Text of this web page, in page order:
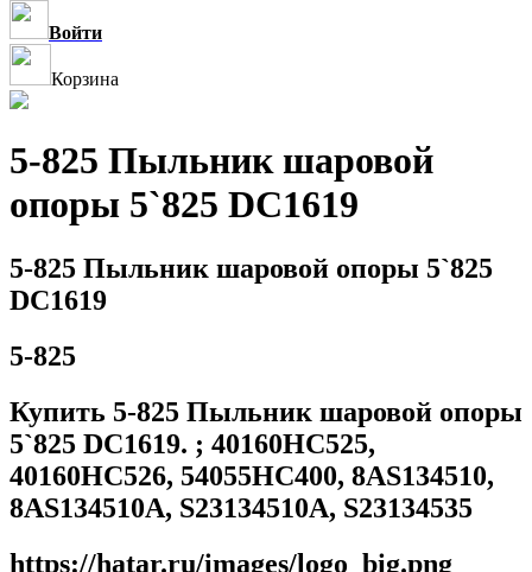
Войти
Корзина
5-825 Пыльник шаровой
опоры 5`825 DC1619
5-825 Пыльник шаровой опоры 5`825
DC1619
5-825
Купить 5-825 Пыльник шаровой опоры
5`825 DC1619. ; 40160HC525,
40160HC526, 54055HC400, 8AS134510,
8AS134510A, S23134510A, S23134535
https://hatar.ru/images/logo_big.png